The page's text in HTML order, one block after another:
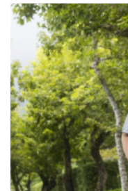
押禁見。然而，兆基屋管
法人代表接任董座一職；
文詳接任兆基屋管董事長
已辭去董事長、法人董事
速退出，也讓兆基風暴再